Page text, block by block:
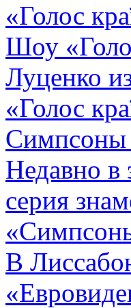
«Голос
Шоу
Луценко
«Голос
Симпсоны
Недавно в
серия
В